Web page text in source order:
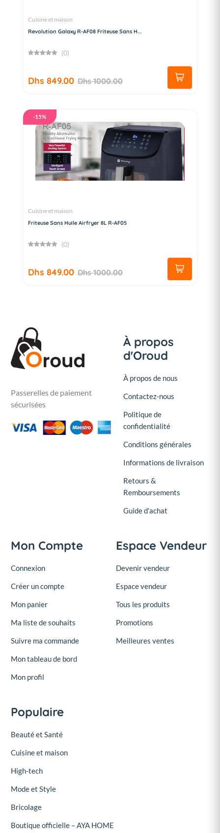
Cuisine et maison
Revolution Galaxy R-AF08 Friteuse Sans H...
(0)
Dhs 849.00 Dhs 1000.00
-15%
Cuisine et maison
Friteuse Sans Huile Airfryer 8L R-AF05
(0)
Dhs 849.00 Dhs 1000.00
Passerelles de paiement
sécurisées
À propos
d'Oroud
À propos de nous
Contactez-nous
Politique de
confidentialité
Conditions générales
Informations de livraison
Retours &
Remboursements
Guide d'achat
Mon Compte
Connexion
Créer un compte
Mon panier
Ma liste de souhaits
Suivre ma commande
Mon tableau de bord
Mon profil
Espace Vendeur
Devenir vendeur
Espace vendeur
Tous les produits
Promotions
Meilleures ventes
Populaire
Beauté et Santé
Cuisine et maison
High-tech
Mode et Style
Bricolage
Boutique officielle – AYA HOME